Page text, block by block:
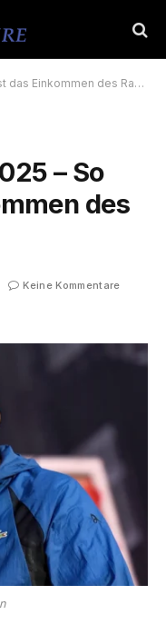
des Rappers wirklich
– So
des
Keine Kommentare